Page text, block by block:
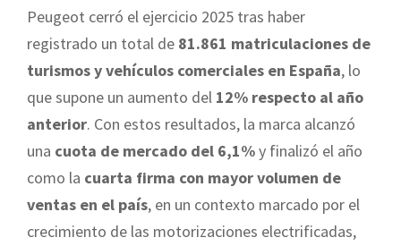
Peugeot cerró el ejercicio 2025 tras haber
registrado un total de 81.861 matriculaciones de
turismos y vehículos comerciales en España, lo
que supone un aumento del 12% respecto al año
anterior. Con estos resultados, la marca alcanzó
una cuota de mercado del 6,1%y finalizó el año
como la cuarta firma con mayor volumen de
ventas en el país, en un contexto marcado por el
crecimiento de las motorizaciones electrificadas,